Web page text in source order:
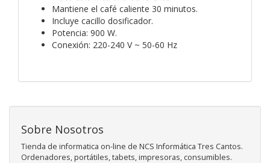
Mantiene el café caliente 30 minutos.
Incluye cacillo dosificador.
Potencia: 900 W.
Conexión: 220-240 V ~ 50-60 Hz
Sobre Nosotros
Tienda de informatica on-line de NCS Informática Tres Cantos.
Ordenadores, portátiles, tabets, impresoras, consumibles.